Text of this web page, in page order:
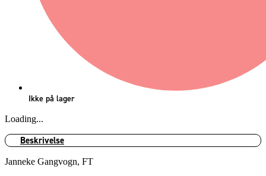
Ikke på lager
Loading...
Beskrivelse
Janneke Gangvogn, FT